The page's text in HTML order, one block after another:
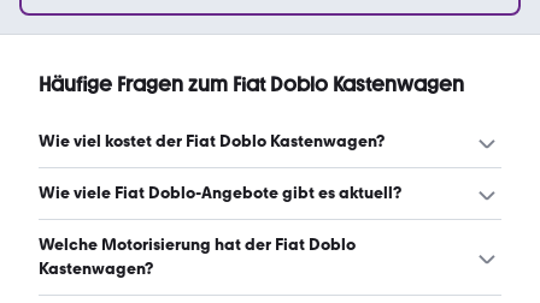
Häufige Fragen zum Fiat Doblo Kastenwagen
Wie viel kostet der Fiat Doblo Kastenwagen?
Ein guter Preis für einen Fiat Doblo Kastenwagen liegt
Wie viele Fiat Doblo-Angebote gibt es aktuell?
Es gibt insgesamt 62 Fiat Doblo bei mobile.de, davon 51
Gebraucht- und 11 Neuwagen. (Stand: 7.8.2026)
Welche Motorisierung hat der Fiat Doblo
Kastenwagen?